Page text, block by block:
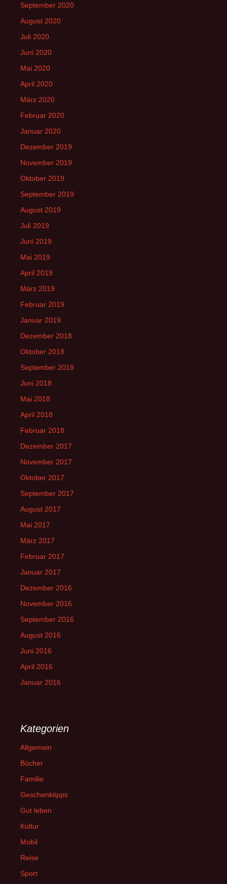
September 2020
August 2020
Juli 2020
Juni 2020
Mai 2020
April 2020
März 2020
Februar 2020
Januar 2020
Dezember 2019
November 2019
Oktober 2019
September 2019
August 2019
Juli 2019
Juni 2019
Mai 2019
April 2019
März 2019
Februar 2019
Januar 2019
Dezember 2018
Oktober 2018
September 2018
Juni 2018
Mai 2018
April 2018
Februar 2018
Dezember 2017
November 2017
Oktober 2017
September 2017
August 2017
Mai 2017
März 2017
Februar 2017
Januar 2017
Dezember 2016
November 2016
September 2016
August 2016
Juni 2016
April 2016
Januar 2016
Kategorien
Allgemein
Bücher
Familie
Geschenktipps
Gut leben
Kultur
Mobil
Reise
Sport